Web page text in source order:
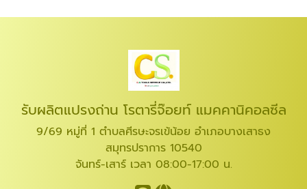
รับผลิตแปรงถ่าน โรตารี่จ๊อยท์ แมคคานิคอลซีล
9/69 หมู่ที่ 1 ตำบลศีรษะจรเข้น้อย อำเภอบางเสาธง
สมุทรปราการ 10540
จันทร์-เสาร์ เวลา 08:00-17:00 น.